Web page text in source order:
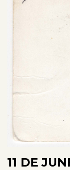
11 DE